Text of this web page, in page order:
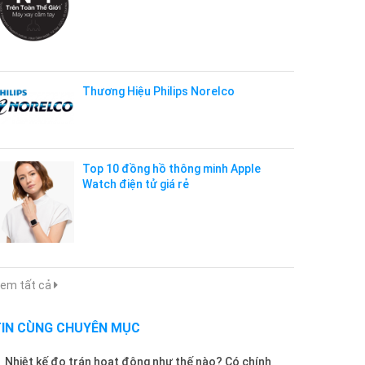
Thương Hiệu Philips Norelco
Top 10 đồng hồ thông minh Apple
Watch điện tử giá rẻ
tất cả
CÙNG CHUYÊN MỤC
Nhiệt kế đo trán hoạt động như thế nào? Có chính